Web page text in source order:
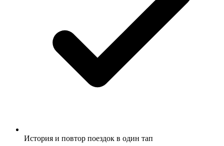
История и повтор поездок в один тап